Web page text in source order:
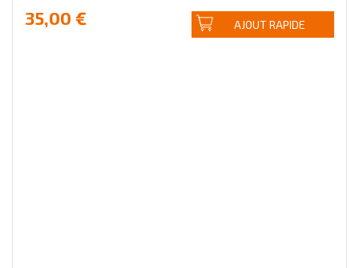
35,00 € AJOUT RAPIDE